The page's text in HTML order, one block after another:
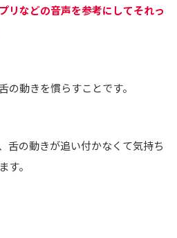
リなどの音声を参考にしてそれっ
の動きを慣らすことです。
舌の動きが追い付かなくて気持ち
す。